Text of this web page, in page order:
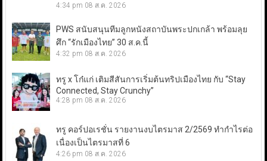
4:34 pm 08 ส.ค. 2026
PWS สนับสนุนทีมลูกหนังสถาบันพระปกเกล้า พร้อมลุย
ศึก “รักเมืองไทย” 30 ส.ค.นี้
4:32 pm 08 ส.ค. 2026
ทรู x โก๋แก่ เติมสีสันการเริ่มต้นทริปเมืองไทย กับ “Stay
Connected, Stay Crunchy”
4:28 pm 08 ส.ค. 2026
ทรู คอร์ปอเรชั่น รายงานงบไตรมาส 2/2569 ทำกำไรต่อ
เนื่องเป็นไตรมาสที่ 6
4:26 pm 08 ส.ค. 2026